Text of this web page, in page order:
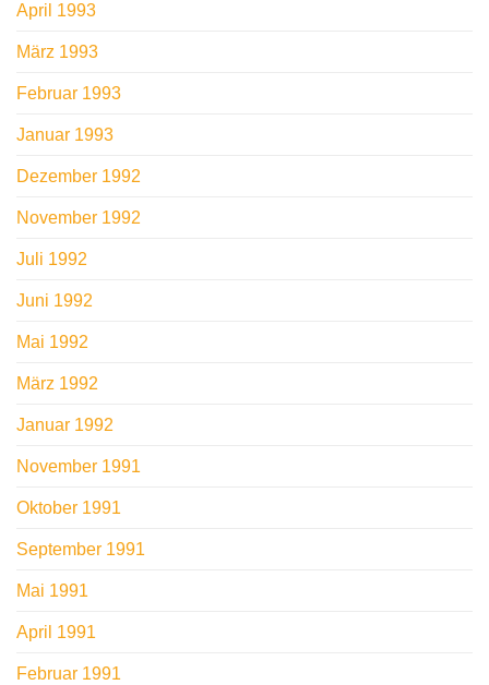
April 1993
März 1993
Februar 1993
Januar 1993
Dezember 1992
November 1992
Juli 1992
Juni 1992
Mai 1992
März 1992
Januar 1992
November 1991
Oktober 1991
September 1991
Mai 1991
April 1991
Februar 1991